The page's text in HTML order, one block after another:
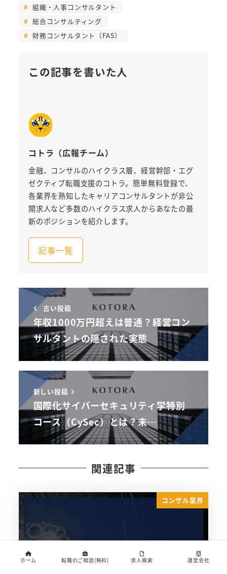
組織・人事コンサルタント
総合コンサルティング
財務コンサルタント（FAS）
この記事を書いた人
コトラ（広報チーム）
金融、コンサルのハイクラス層、経営幹部・エグ
ゼクティブ転職支援のコトラ。簡単無料登録で、
各業界を熟知したキャリアコンサルタントが非公
開求人など多数のハイクラス求人からあなたの最
新のポジションを紹介します。
記事一覧
古い投稿
年収1000万円超えは普通？経営コン
サルタントの隠された実態
新しい投稿
国際化サイバーセキュリティ学特別
コース（CySec）とは？未…
関連記事
コンサル業界
ホーム 転職のご相談(無料) 求人検索 運営会社